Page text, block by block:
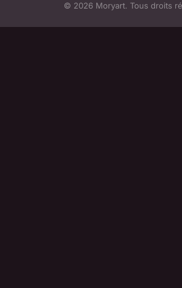
© 2026 Moryart. Tous droits